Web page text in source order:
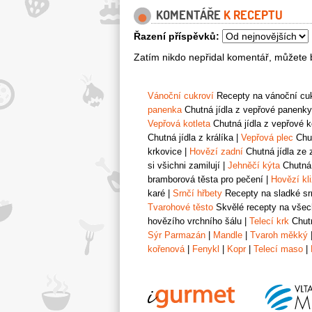
KOMENTÁŘE K RECEPTU
Řazení příspěvků:
Zatím nikdo nepřidal komentář, můžete
Vánoční cukroví Recepty na vánoční
panenkaChutná jídla z vepřové panenky
Vepřová kotletaChutná jídla z vepřové
Chutná jídla z králíka| Vepřová plec
krkovice
Hovězí zadní Chutná jídla ze
si všichni zamilují
Jehněčí kýta
bramborová těsta pro pečení
Hovězí
karé
Srnčí hřbety Recepty na sladké
Tvarohové těsto Skvělé recepty na
hovězího vrchního šálu
Telecí krk
Sýr Parmazán
Mandle Tvaroh měkký
kořenová| Fenykl Kopr| Telecí maso